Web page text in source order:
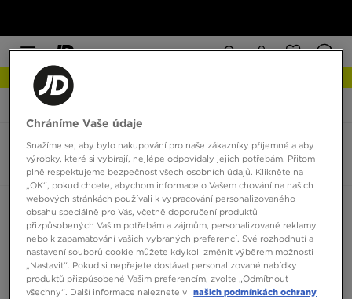
JD Sports Nike Dynamo Go
Nike Dynamo Go
0 produktů
Seřadit:Doporučené Filtrovat
Chráníme Vaše údaje
Snažíme se, aby bylo nakupování pro naše zákazníky příjemné a aby
výrobky, které si vybírají, nejlépe odpovídaly jejich potřebám. Přitom
plně respektujeme bezpečnost všech osobních údajů. Klikněte na
„OK“, pokud chcete, abychom informace o Vašem chování na našich
webových stránkách používali k vypracování personalizovaného
obsahu speciálně pro Vás, včetně doporučení produktů
přizpůsobených Vašim potřebám a zájmům, personalizované reklamy
nebo k zapamatování vašich vybraných preferencí. Své rozhodnutí a
nastavení souborů cookie můžete kdykoli změnit výběrem možnosti
„Nastavit“. Pokud si nepřejete dostávat personalizované nabídky
produktů přizpůsobené Vašim preferencím, zvolte „Odmítnout
všechny“. Další informace naleznete v našich podmínkách ochrany